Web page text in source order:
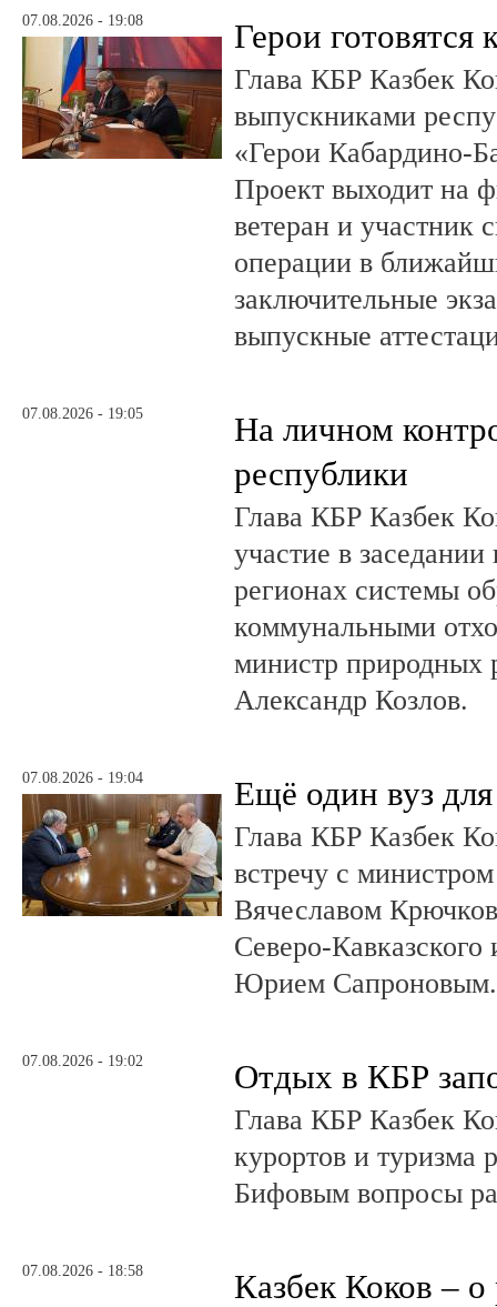
07.08.2026 - 19:08 Герои готовятся
Глава КБР Казбек
выпускниками
«Герои Кабардино-
Проект выходит на
ветеран и участник
операции в
заключительные
выпускные
07.08.2026 - 19:05
На личном
республики
Глава КБР Казбек
участие в
регионах системы
коммунальными
министр природных
Александр Козлов.
07.08.2026 - 19:04 Ещё один вуз
Глава КБР Казбек
встречу с
Вячеславом
Северо-
Юрием
07.08.2026 - 19:02 Отдых в КБР
Глава КБР Казбек
курортов и туризма
Бифовым вопросы
07.08.2026 - 18:58
Казбек Коков – о